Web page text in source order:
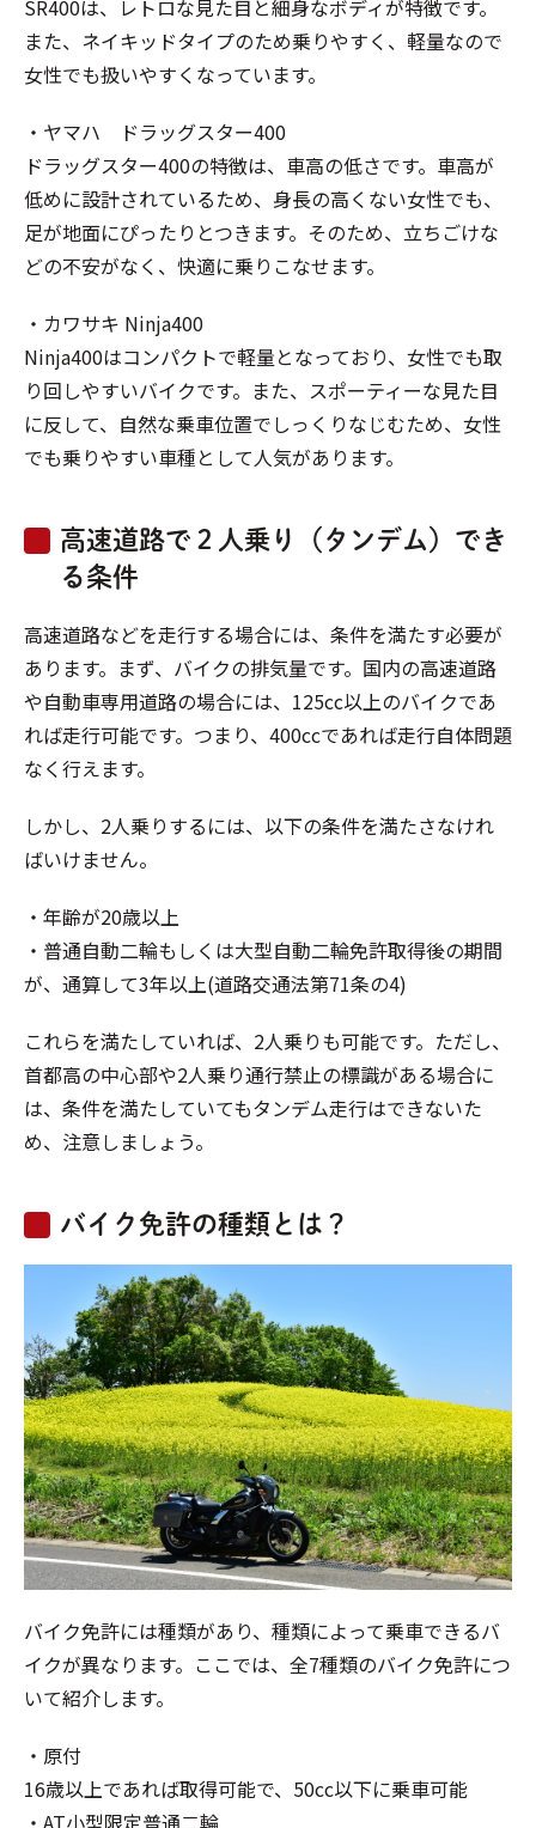
SR400は、レトロな見た目と細身なボディが特徴です。
また、ネイキッドタイプのため乗りやすく、軽量なので
女性でも扱いやすくなっています。
・ヤマハ ドラッグスター400
ドラッグスター400の特徴は、車高の低さです。車高が
低めに設計されているため、身長の高くない女性でも、
足が地面にぴったりとつきます。そのため、立ちごけな
どの不安がなく、快適に乗りこなせます。
・カワサキ Ninja400
Ninja400はコンパクトで軽量となっており、女性でも取
り回しやすいバイクです。また、スポーティーな見た目
に反して、自然な乗車位置でしっくりなじむため、女性
でも乗りやすい車種として人気があります。
高速道路で２人乗り（タンデム）でき
る条件
高速道路などを走行する場合には、条件を満たす必要が
あります。まず、バイクの排気量です。国内の高速道路
や自動車専用道路の場合には、125cc以上のバイクであ
れば走行可能です。つまり、400ccであれば走行自体問題
なく行えます。
しかし、2人乗りするには、以下の条件を満たさなけれ
ばいけません。
・年齢が20歳以上
・普通自動二輪もしくは大型自動二輪免許取得後の期間
が、通算して3年以上(道路交通法第71条の4)
これらを満たしていれば、2人乗りも可能です。ただし、
首都高の中心部や2人乗り通行禁止の標識がある場合に
は、条件を満たしていてもタンデム走行はできないた
め、注意しましょう。
バイク免許の種類とは？
バイク免許には種類があり、種類によって乗車できるバ
イクが異なります。ここでは、全7種類のバイク免許につ
いて紹介します。
・原付
16歳以上であれば取得可能で、50cc以下に乗車可能
・AT小型限定普通二輪